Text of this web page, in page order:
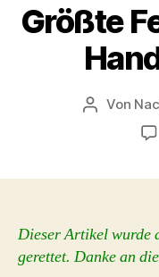
Größte
Von
Dieser Artikel wurde
gerettet. Danke an